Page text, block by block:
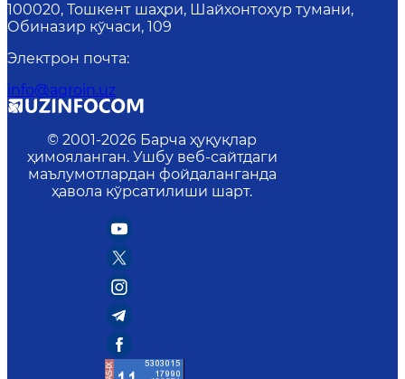
100020, Тошкент шаҳри, Шайхонтохур тумани,
Обиназир кўчаси, 109
Электрон почта:
info@agroin.uz
© 2001-2026 Барча ҳуқуқлар
ҳимояланган. Ушбу веб-сайтдаги
маълумотлардан фойдаланганда
ҳавола кўрсатилиши шарт.